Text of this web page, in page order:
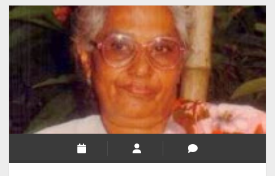
About
Philipscom:
Few
Testimonials